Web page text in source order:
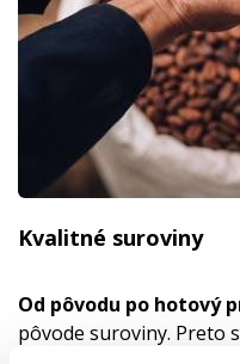
Kvalitné suroviny
Od pôvodu po hotový
pôvode suroviny. Preto